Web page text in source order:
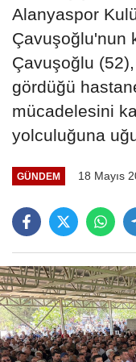
Alanyaspor
Çavuşoğlu'nun
Çavuşoğlu
gördüğü
mücadelesini
yolculuğuna
GÜNDEM 18 Mayıs